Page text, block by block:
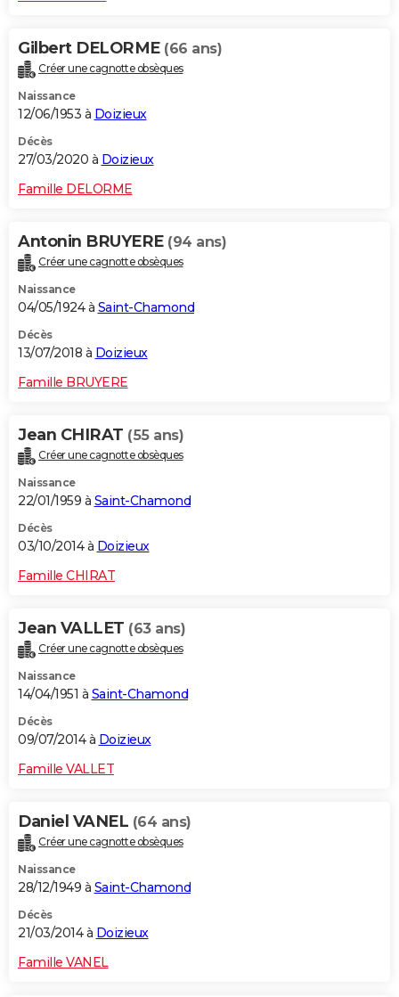
Gilbert DELORME (66 ans)
Créer une cagnotte obsèques
Naissance
12/06/1953 à Doizieux
Décès
27/03/2020 à Doizieux
Famille DELORME
Antonin BRUYERE (94 ans)
Créer une cagnotte obsèques
Naissance
04/05/1924 à Saint-Chamond
Décès
13/07/2018 à Doizieux
Famille BRUYERE
Jean CHIRAT (55 ans)
Créer une cagnotte obsèques
Naissance
22/01/1959 à Saint-Chamond
Décès
03/10/2014 à Doizieux
Famille CHIRAT
Jean VALLET (63 ans)
Créer une cagnotte obsèques
Naissance
14/04/1951 à Saint-Chamond
Décès
09/07/2014 à Doizieux
Famille VALLET
Daniel VANEL (64 ans)
Créer une cagnotte obsèques
Naissance
28/12/1949 à Saint-Chamond
Décès
21/03/2014 à Doizieux
Famille VANEL